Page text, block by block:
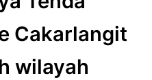
Cakarlangit
wilayah